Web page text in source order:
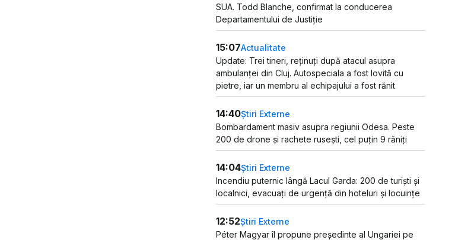
SUA. Todd Blanche, confirmat la conducerea
Departamentului de Justiție
15:07Actualitate
Update: Trei tineri, reținuți după atacul asupra
ambulanței din Cluj. Autospeciala a fost lovită cu
pietre, iar un membru al echipajului a fost rănit
14:40Știri Externe
Bombardament masiv asupra regiunii Odesa. Peste
200 de drone și rachete rusești, cel puțin 9 răniți
14:04Știri Externe
Incendiu puternic lângă Lacul Garda: 200 de turiști și
localnici, evacuați de urgență din hoteluri și locuințe
12:52Știri Externe
Péter Magyar îl propune președinte al Ungariei pe